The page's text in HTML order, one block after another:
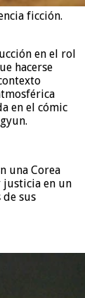
ficción.
en el rol
hacerse
en el cómic
una Corea
en un
sus